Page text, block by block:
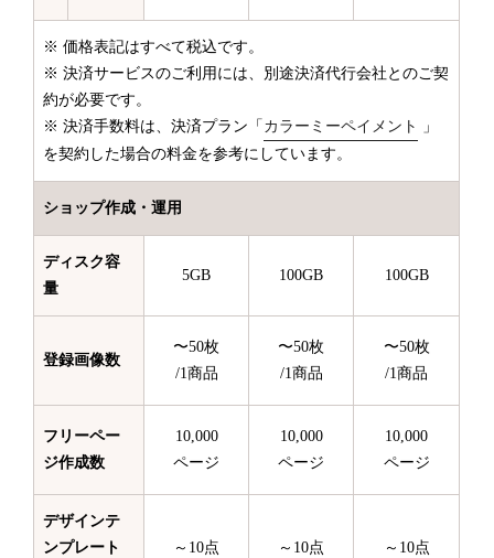
※ 価格表記はすべて税込です。
※ 決済サービスのご利用には、別途決済代行会社とのご契
約が必要です。
※ 決済手数料は、決済プラン「 カラーミーペイメント
」
を契約した場合の料金を参考にしています。
ショップ作成・運用
ディスク容
量
5GB 100GB 100GB
登録画像数
〜50枚
/1商品
〜50枚
/1商品
〜50枚
/1商品
フリーペー
ジ作成数
10,000
ページ
10,000
ページ
10,000
ページ
デザインテ
ンプレート
～10点 ～10点 ～10点